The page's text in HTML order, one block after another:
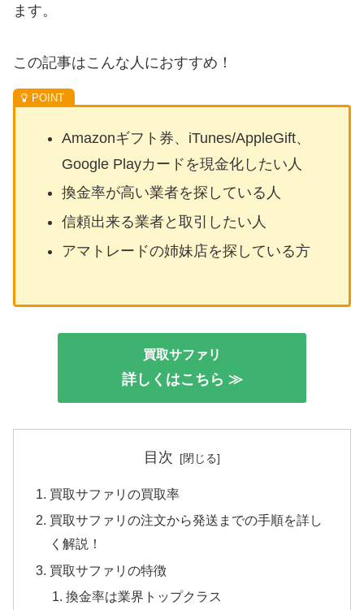
ます。
この記事はこんな人におすすめ！
Amazonギフト券、iTunes/AppleGift、
Google Playカードを現金化したい人
換金率が高い業者を探している人
信頼出来る業者と取引したい人
アマトレードの姉妹店を探している方
買取サファリ
詳しくはこちら ≫
目次
買取サファリの買取率
買取サファリの注文から発送までの手順を詳し
く解説！
買取サファリの特徴
換金率は業界トップクラス